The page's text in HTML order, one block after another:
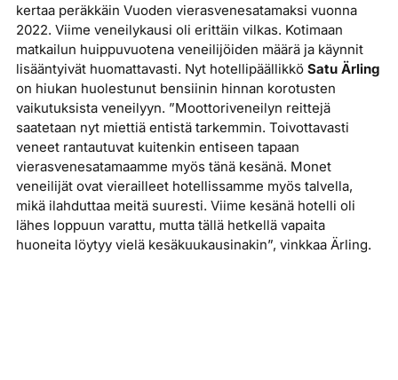
kertaa peräkkäin Vuoden vierasvenesatamaksi vuonna
2022. Viime veneilykausi oli erittäin vilkas. Kotimaan
matkailun huippuvuotena veneilijöiden määrä ja käynnit
lisääntyivät huomattavasti. Nyt hotellipäällikkö Satu Ärling
on hiukan huolestunut bensiinin hinnan korotusten
vaikutuksista veneilyyn. ”Moottoriveneilyn reittejä
saatetaan nyt miettiä entistä tarkemmin. Toivottavasti
veneet rantautuvat kuitenkin entiseen tapaan
vierasvenesatamaamme myös tänä kesänä. Monet
veneilijät ovat vierailleet hotellissamme myös talvella,
mikä ilahduttaa meitä suuresti. Viime kesänä hotelli oli
lähes loppuun varattu, mutta tällä hetkellä vapaita
huoneita löytyy vielä kesäkuukausinakin”, vinkkaa Ärling.